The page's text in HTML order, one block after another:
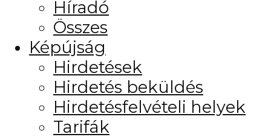
Híradó
Összes
Képújság
Hirdetések
Hirdetés beküldés
Hirdetésfelvételi helyek
Tarifák